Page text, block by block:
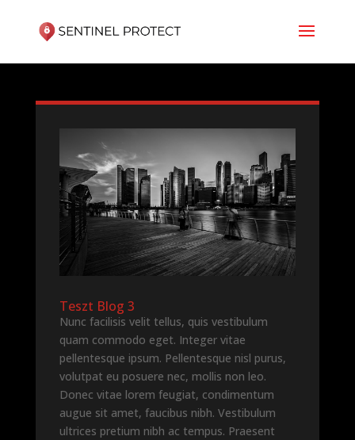
Teszt Blog 3
Nunc facilisis velit tellus, quis vestibulum
quam commodo eget. Integer vitae
pellentesque ipsum. Pellentesque nisl purus,
volutpat eu posuere nec, mollis non leo.
Donec vitae lorem feugiat, condimentum
augue sit amet, faucibus nibh. Vestibulum
ultrices pretium nibh ac tempus. Praesent